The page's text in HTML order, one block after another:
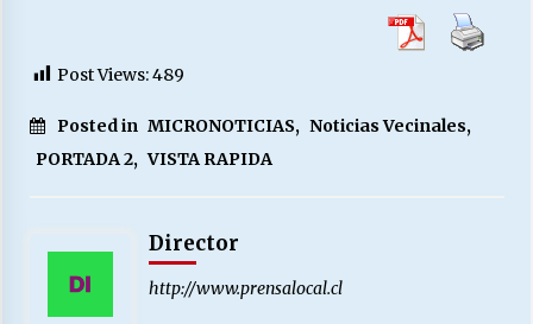
Post Views:489
Posted in MICRONOTICIAS, Noticias Vecinales,
PORTADA 2, VISTA RAPIDA
Director
http://www.prensalocal.cl